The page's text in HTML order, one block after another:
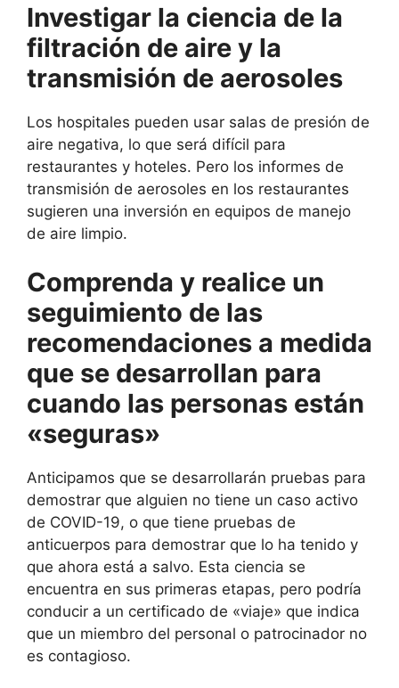
Investigar la ciencia de la
filtración de aire y la
transmisión de aerosoles
Los hospitales pueden usar salas de presión de
aire negativa, lo que será difícil para
restaurantes y hoteles. Pero los informes de
transmisión de aerosoles en los restaurantes
sugieren una inversión en equipos de manejo
de aire limpio.
Comprenda y realice un
seguimiento de las
recomendaciones a medida
que se desarrollan para
cuando las personas están
«seguras»
Anticipamos que se desarrollarán pruebas para
demostrar que alguien no tiene un caso activo
de COVID-19, o que tiene pruebas de
anticuerpos para demostrar que lo ha tenido y
que ahora está a salvo. Esta ciencia se
encuentra en sus primeras etapas, pero podría
conducir a un certificado de «viaje» que indica
que un miembro del personal o patrocinador no
es contagioso.